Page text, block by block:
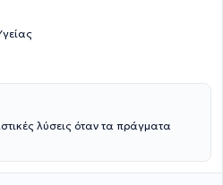
λύσεις προσαρμοσμένες στις
είναι μέλος του Συλλόγου
Federation of Family Therapy
Οικογένειας και
λύσεις όταν τα πράγματα